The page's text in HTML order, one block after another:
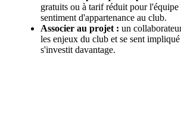
gratuits ou à tarif réduit pour
sentiment d'appartenance au club.
Associer au projet : un
les enjeux du club et se sent impliqué
s'investit davantage.